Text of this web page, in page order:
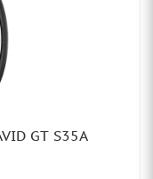
GT S35A